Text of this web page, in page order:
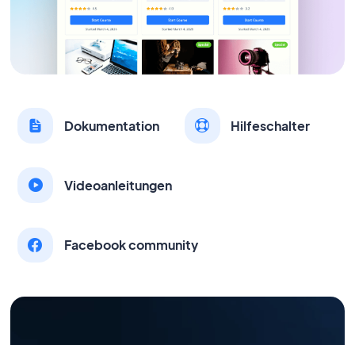
Dokumentation Hilfeschalter
Videoanleitungen
Facebook community